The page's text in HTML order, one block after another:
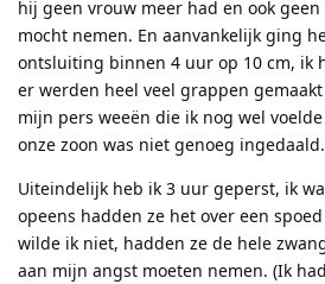
hij geen vrouw meer had en ook
mocht nemen. En aanvankelijk ging
ontsluiting binnen 4 uur op 10 cm, ik
er werden heel veel grappen
mijn pers weeën die ik nog wel
onze zoon was niet genoeg ingedaald.
Uiteindelijk heb ik 3 uur geperst, ik
opeens hadden ze het over een
wilde ik niet, hadden ze de hele
aan mijn angst moeten nemen. (Ik